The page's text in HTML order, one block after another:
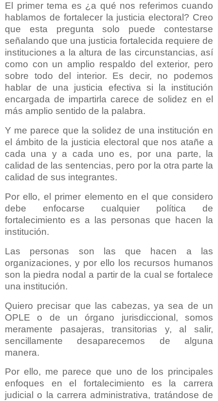
El primer tema es ¿a qué nos referimos cuando
hablamos de fortalecer la justicia electoral? Creo
que esta pregunta solo puede contestarse
señalando que una justicia fortalecida requiere de
instituciones a la altura de las circunstancias, así
como con un amplio respaldo del exterior, pero
sobre todo del interior. Es decir, no podemos
hablar de una justicia efectiva si la institución
encargada de impartirla carece de solidez en el
más amplio sentido de la palabra.
Y me parece que la solidez de una institución en
el ámbito de la justicia electoral que nos atañe a
cada una y a cada uno es, por una parte, la
calidad de las sentencias, pero por la otra parte la
calidad de sus integrantes.
Por ello, el primer elemento en el que considero
debe enfocarse cualquier política de
fortalecimiento es a las personas que hacen la
institución.
Las personas son las que hacen a las
organizaciones, y por ello los recursos humanos
son la piedra nodal a partir de la cual se fortalece
una institución.
Quiero precisar que las cabezas, ya sea de un
OPLE o de un órgano jurisdiccional, somos
meramente pasajeras, transitorias y, al salir,
sencillamente desaparecemos de alguna
manera.
Por ello, me parece que uno de los principales
enfoques en el fortalecimiento es la carrera
judicial o la carrera administrativa, tratándose de